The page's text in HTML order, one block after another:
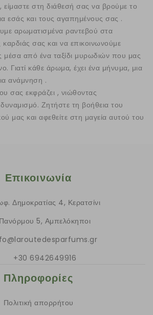
είμαστε στη διάθεσή σας να βρούμε το
εσάς και τους αγαπημένους σας .
αρωματισμένα ραντεβού στα
σας και να επικοινωνούμε
μέσα από ένα ταξίδι μυρωδιών που μας
Γιατί κάθε άρωμα, έχει ένα μήνυμα, μια
ανάμνηση .
σας εκφράζει , νιώθοντας
Ζητήστε τη βοήθεια του
μας και αφεθείτε στη μαγεία αυτού του
Επικοινωνία
Δημοκρατίας 4, Κερατσίνι
Πανόρμου 5, Αμπελόκηποι
+30 6942649916
Πληροφορίες
Πολιτική απορρήτου